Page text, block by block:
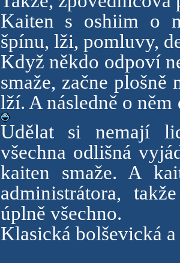
Kaiten s oshiim o
špínu, lži, pomluvy,
Když někdo odpoví
smaže, začne plošně
lží. A následně o
Udělat si nemají
všechna odlišná
kaiten smaže. A
administrátora,
úplně všechno.
Klasická bolševická